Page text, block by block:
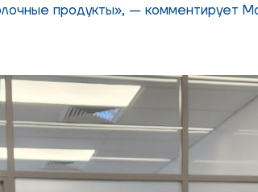
продукты», — комментирует